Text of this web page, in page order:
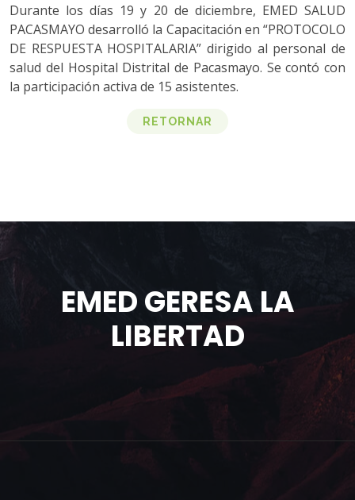
Durante los días 19 y 20 de diciembre, EMED SALUD
PACASMAYO desarrolló la Capacitación en “PROTOCOLO
DE RESPUESTA HOSPITALARIA” dirigido al personal de
salud del Hospital Distrital de Pacasmayo. Se contó con
la participación activa de 15 asistentes.
RETORNAR
EMED GERESA LA
LIBERTAD